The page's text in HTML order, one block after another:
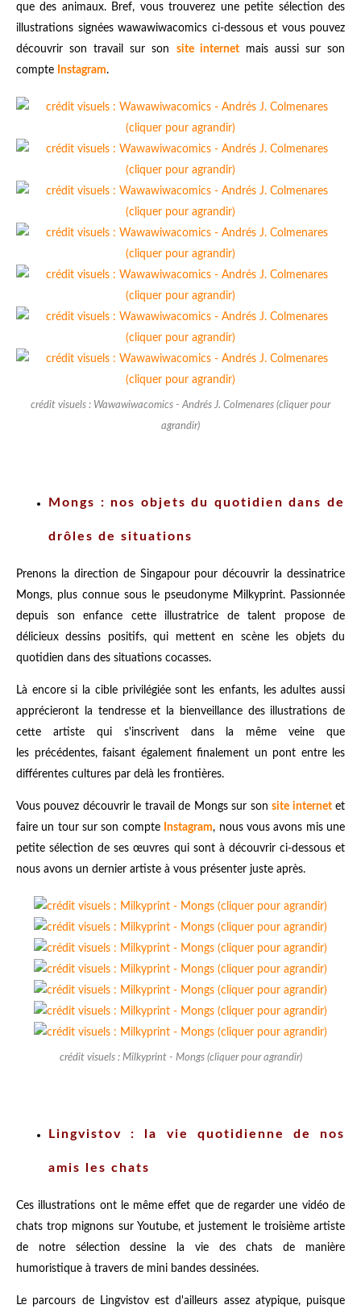
que des animaux. Bref, vous trouverez une petite sélection des
illustrations signées wawawiwacomics ci-dessous et vous pouvez
découvrir son travail surson site internetmais aussi sur son
compte Instagram.
crédit visuels : Wawawiwacomics - Andrés J. Colmenares (cliquer pour
agrandir)
Mongs : nos objets du quotidien dans de
drôles de situations
Prenons la direction de Singapour pour découvrir la dessinatrice
Mongs, plus connue sous le pseudonyme Milkyprint. Passionnée
depuis son enfance cette illustratrice de talent propose de
délicieux dessins positifs, qui mettent en scène les objets du
quotidien dans des situations cocasses.
Là encore si la cible privilégiée sont les enfants, les adultes aussi
apprécieront la tendresse et la bienveillance des illustrations de
cette artiste qui s'inscrivent dans la même veine que
les précédentes, faisant également finalement un pont entre les
différentes cultures par delà les frontières.
Vous pouvez découvrir le travail de Mongs sur sonsite internetet
faire un tour sur son compte Instagram, nous vous avons mis une
petite sélection de ses œuvres qui sont à découvrir ci-dessous et
nous avons un dernier artiste à vous présenter juste après.
crédit visuels : Milkyprint - Mongs (cliquer pour agrandir)
Lingvistov : la vie quotidienne de nos
amis les chats
Ces illustrations ont le même effet que de regarder une vidéo de
chats trop mignons sur Youtube, et justement le troisième artiste
de notre sélection dessine la vie des chats de manière
humoristique à travers de mini bandes dessinées.
Le parcours de Lingvistov est d'ailleurs assez atypique, puisque